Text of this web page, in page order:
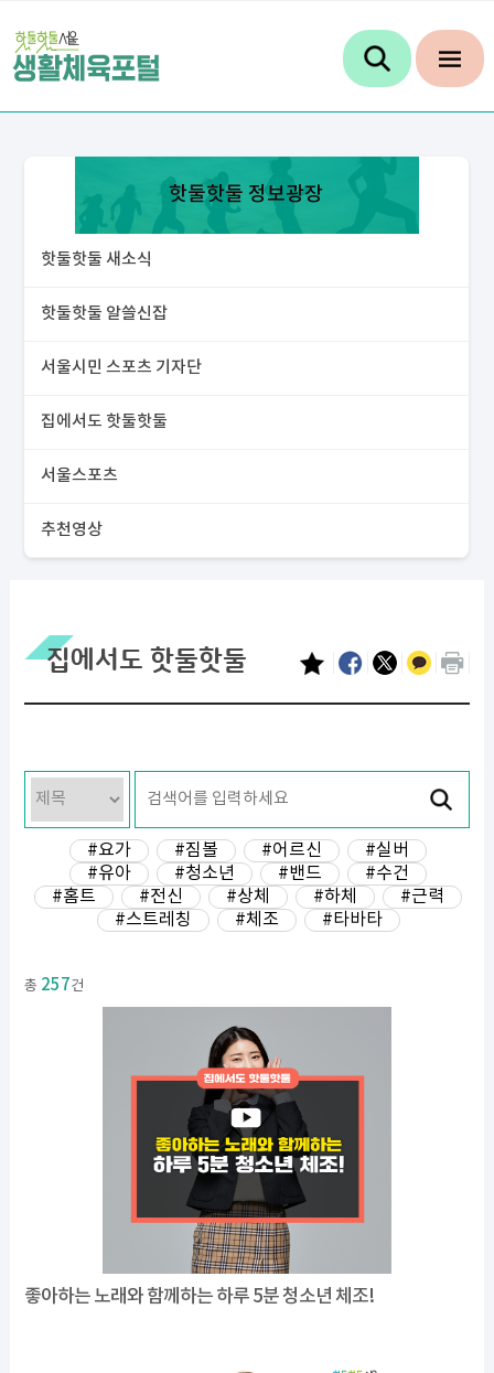
핫둘핫둘 정보광장
핫둘핫둘 새소식
핫둘핫둘 알쓸신잡
서울시민 스포츠 기자단
집에서도 핫둘핫둘
서울스포츠
추천영상
집에서도 핫둘핫둘
#요가 #짐볼 #어르신
#실버
#유아
#청소년 #밴드
#수건
#홈트
#전신 #상체 #하체
#근력
#스트레칭
#체조 #타바타
총 257건
좋아하는 노래와 함께하는 하루 5분 청소년 체조!